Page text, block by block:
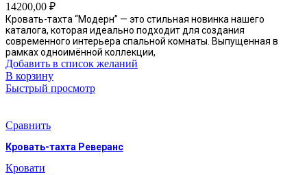
14200,00 ₽
Кровать-тахта “Модерн” — это стильная новинка нашего
каталога, которая идеально подходит для создания
современного интерьера спальной комнаты. Выпущенная в
рамках одноимённой коллекции,
Добавить в список желаний
В корзину
Быстрый просмотр
Сравнить
Кровать-тахта Реверанс
Кровати